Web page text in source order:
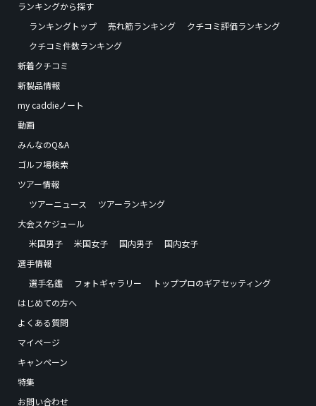
ランキングから探す
ランキングトップ
売れ筋ランキング
クチコミ評価ランキング
クチコミ件数ランキング
新着クチコミ
新製品情報
my caddieノート
動画
みんなのQ&A
ゴルフ場検索
ツアー情報
ツアーニュース
ツアーランキング
大会スケジュール
米国男子
米国女子 国内男子
国内女子
選手情報
選手名鑑
フォトギャラリー
トッププロのギアセッティング
はじめての方へ
よくある質問
マイページ
キャンペーン
特集
お問い合わせ